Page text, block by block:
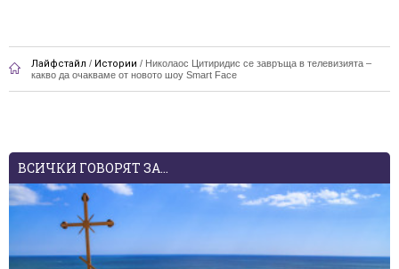
Лайфстайл / Истории / Николаос Цитиридис се завръща в телевизията –
какво да очакваме от новото шоу Smart Face
ВСИЧКИ ГОВОРЯТ ЗА...